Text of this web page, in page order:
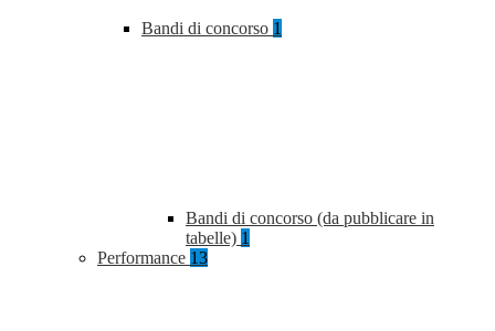
Bandi di concorso 1
Bandi di concorso (da pubblicare in
tabelle) 1
Performance 13